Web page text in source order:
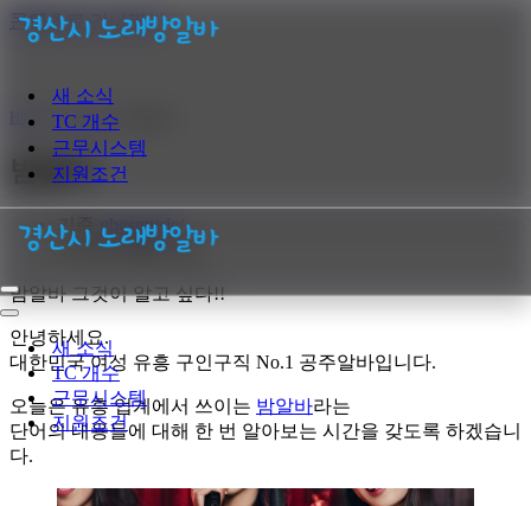
콘텐츠로 건너뛰기
새 소식
TC 개수
근무시스템
지원조건
내
비
게
이
메
뉴
내
비
게
션
메
뉴
새 소식
TC 개수
근무시스템
지원조건
Home »새 소식»
밤알바
기준
gbgsmusic
2024년 08월 27일
밤알바 그것이 알고 싶다!!
안녕하세요.
대한민국 여성 유흥 구인구직 No.1 공주알바입니다.
오늘은 유흥 업계에서 쓰이는 밤알바라는
단어의 내용들에 대해 한 번 알아보는 시간을 갖도록 하겠습니
다.